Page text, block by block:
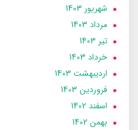
شهریور 1403
مرداد 1403
تير 1403
خرداد 1403
ارديبهشت 1403
فروردین 1403
اسفند 1402
بهمن 1402